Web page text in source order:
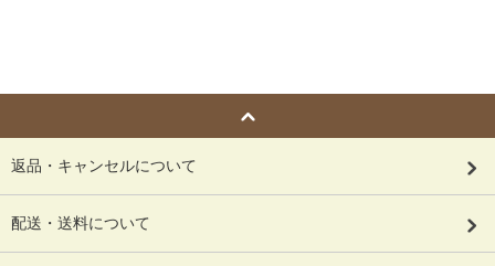
返品・キャンセルについて
配送・送料について